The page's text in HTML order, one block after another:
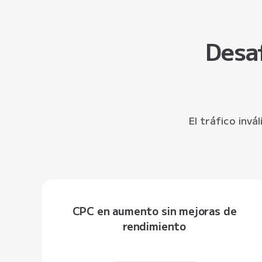
El tráfico
CPC en aumento sin mejoras de
rendimiento